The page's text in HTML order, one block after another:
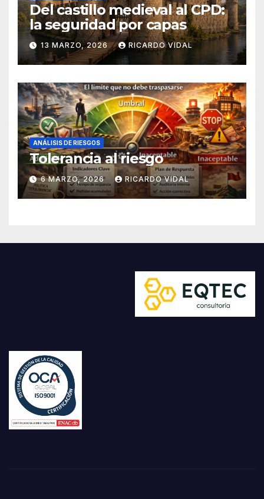
Del castillo medieval al CPD:
la seguridad por capas
13 MARZO, 2026 RICARDO VIDAL
ANÁLISIS DE RIESGOS
Tolerancia al riesgo
6 MARZO, 2026 RICARDO VIDAL